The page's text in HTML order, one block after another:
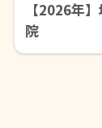
【2026年
院